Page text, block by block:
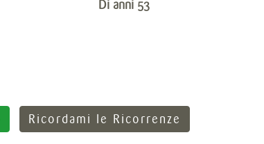
Di anni 53
Ricordami le Ricorrenze